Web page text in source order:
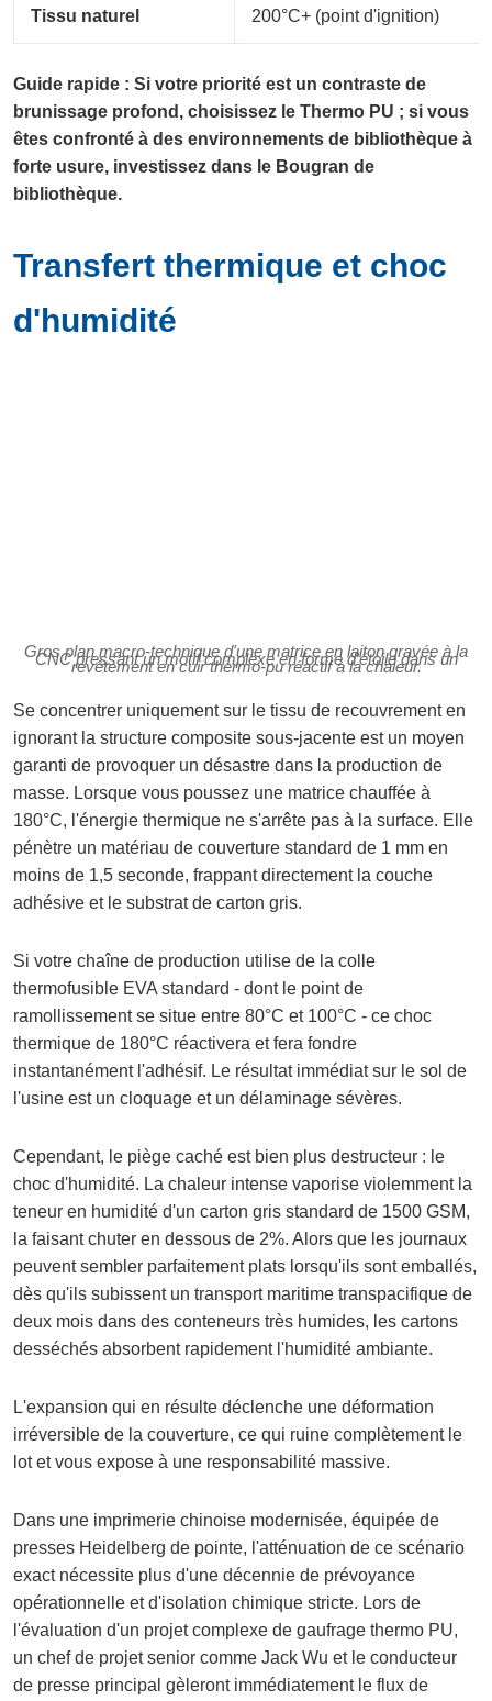
Tissu naturel 200°C+ (point d'ignition)
Guide rapide : Si votre priorité est un contraste de
brunissage profond, choisissez le Thermo PU ; si vous
êtes confronté à des environnements de bibliothèque à
forte usure, investissez dans le Bougran de
bibliothèque.
Transfert thermique et choc
d'humidité
Gros plan macro-technique d'une matrice en laiton gravée à la
CNC pressant un motif complexe en forme d'étoile dans un
revêtement en cuir thermo-pu réactif à la chaleur.
Se concentrer uniquement sur le tissu de recouvrement en
ignorant la structure composite sous-jacente est un moyen
garanti de provoquer un désastre dans la production de
masse. Lorsque vous poussez une matrice chauffée à
180°C, l'énergie thermique ne s'arrête pas à la surface. Elle
pénètre un matériau de couverture standard de 1 mm en
moins de 1,5 seconde, frappant directement la couche
adhésive et le substrat de carton gris.
Si votre chaîne de production utilise de la colle
thermofusible EVA standard - dont le point de
ramollissement se situe entre 80°C et 100°C - ce choc
thermique de 180°C réactivera et fera fondre
instantanément l'adhésif. Le résultat immédiat sur le sol de
l'usine est un cloquage et un délaminage sévères.
Cependant, le piège caché est bien plus destructeur : le
choc d'humidité. La chaleur intense vaporise violemment la
teneur en humidité d'un carton gris standard de 1500 GSM,
la faisant chuter en dessous de 2%. Alors que les journaux
peuvent sembler parfaitement plats lorsqu'ils sont emballés,
dès qu'ils subissent un transport maritime transpacifique de
deux mois dans des conteneurs très humides, les cartons
desséchés absorbent rapidement l'humidité ambiante.
L'expansion qui en résulte déclenche une déformation
irréversible de la couverture, ce qui ruine complètement le
lot et vous expose à une responsabilité massive.
Dans une imprimerie chinoise modernisée, équipée de
presses Heidelberg de pointe, l'atténuation de ce scénario
exact nécessite plus d'une décennie de prévoyance
opérationnelle et d'isolation chimique stricte. Lors de
l'évaluation d'un projet complexe de gaufrage thermo PU,
un chef de projet senior comme Jack Wu et le conducteur
de presse principal gèleront immédiatement le flux de